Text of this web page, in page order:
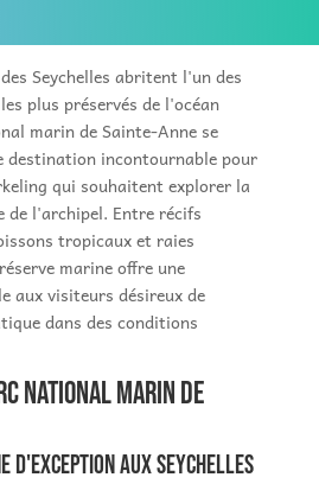
Seychelles abritent l'un des
plus préservés de l'océan
marin de Sainte-Anne se
destination incontournable pour
qui souhaitent explorer la
de l'archipel. Entre récifs
tropicaux et raies
marine offre une
aux visiteurs désireux de
dans des conditions
national marin de
d'exception aux Seychelles